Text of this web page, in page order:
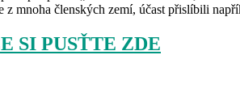
z mnoha členských zemí, účast přislíbili
SI PUSŤTE ZDE